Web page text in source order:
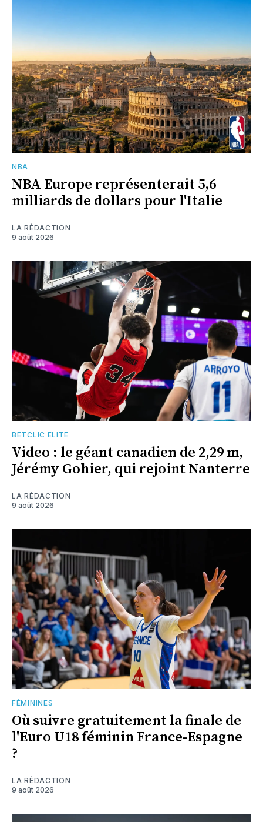
NBA
NBA Europe représenterait 5,6
milliards de dollars pour l'Italie
LA RÉDACTION
9 août 2026
BETCLIC ELITE
Video : le géant canadien de 2,29 m,
Jérémy Gohier, qui rejoint Nanterre
LA RÉDACTION
9 août 2026
FÉMININES
Où suivre gratuitement la finale de
l'Euro U18 féminin France-Espagne
?
LA RÉDACTION
9 août 2026